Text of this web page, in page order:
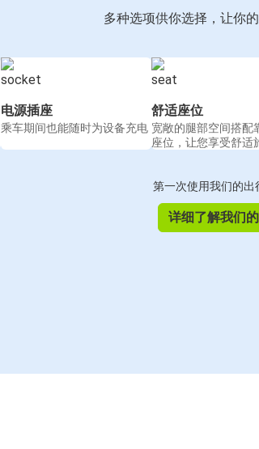
多种选项供你选择，让你
电源插座
乘车期间也能随时为设备充电
舒适座位
宽敞的腿部空间搭配
座位，让您享受舒适
第一次使用我们的出
详细了解我们